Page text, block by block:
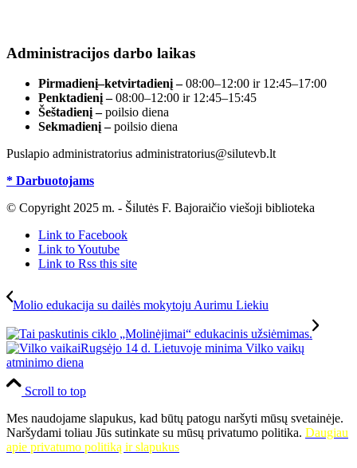
Administracijos darbo laikas
Pirmadienį–ketvirtadienį –08:00–12:00 ir 12:45–17:00
Penktadienį –08:00–12:00 ir 12:45–15:45
Šeštadienį –poilsio diena
Sekmadienį –poilsio diena
Puslapio administratorius administratorius@silutevb.lt
* Darbuotojams
© Copyright 2025 m. - Šilutės F. Bajoraičio viešoji biblioteka
Link to Facebook
Link to Youtube
Link to Rss this site
Molio edukacija su dailės mokytoju Aurimu Liekiu
Rugsėjo 14 d. Lietuvoje minima Vilko vaikų
atminimo diena
Scroll to top
Mes naudojame slapukus, kad būtų patogu naršyti mūsų svetainėje.
Naršydami toliau Jūs sutinkate su mūsų privatumo politika. Daugiau
apie privatumo politiką ir slapukus